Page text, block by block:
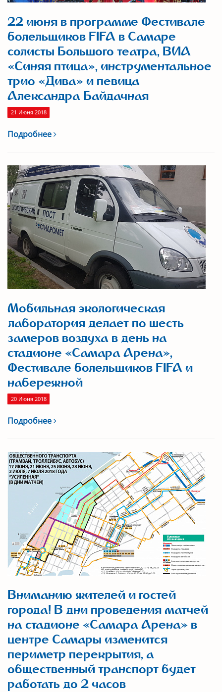
22 июня в программе Фестивале
болельщиков FIFA в Самаре
солисты Большого театра, ВИА
«Синяя птица», инструментальное
трио «Дива» и певица
Александра Байдачная
21 Июня 2018
Подробнее
Мобильная экологическая
лаборатория делает по шесть
замеров воздуха в день на
стадионе «Самара Арена»,
Фестивале болельщиков FIFA и
набережной
20 Июня 2018
Подробнее
Вниманию жителей и гостей
города! В дни проведения матчей
на стадионе «Самара Арена» в
центре Самары изменится
периметр перекрытия, а
общественный транспорт будет
работать до 2 часов